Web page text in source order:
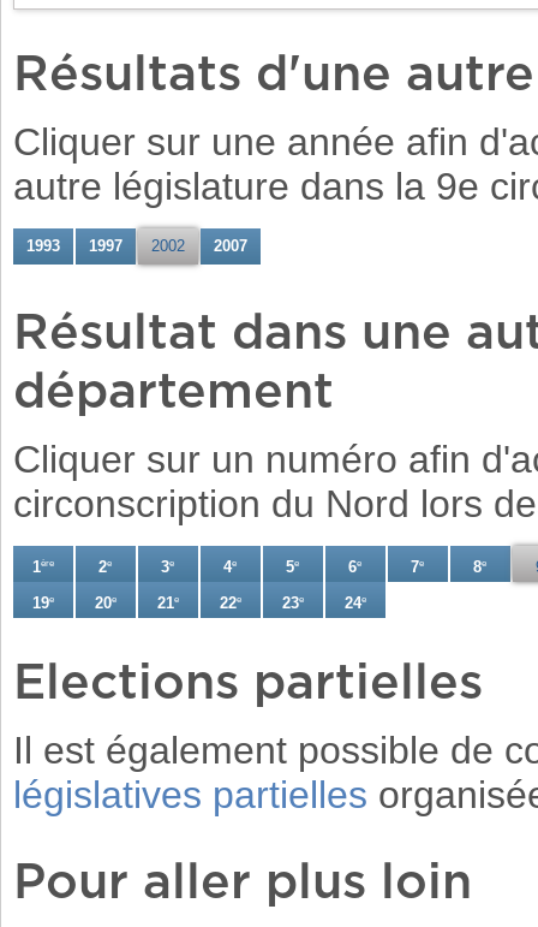
Résultats d'une
Cliquer sur une année afin
autre législature dans la 9e
1993 1997 2002 2007
Résultat dans une
département
Cliquer sur un numéro afin
circonscription du Nord lors
1ère 2e 3e 4e 5e 6e 7e 8e
19e 20e 21e 22e 23e 24e
Elections partielles
Il est également possible de
législatives partielles
Pour aller plus loin